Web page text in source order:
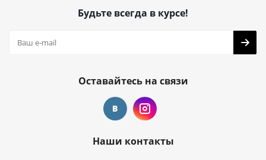
Будьте всегда в курсе!
Оставайтесь на связи
Наши контакты